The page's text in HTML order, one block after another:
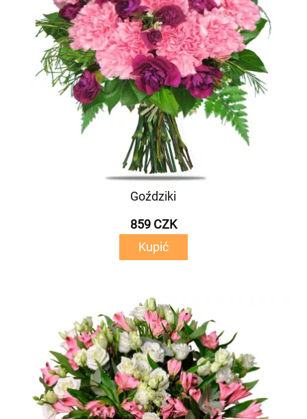
Goździki
859 CZK
Kupić